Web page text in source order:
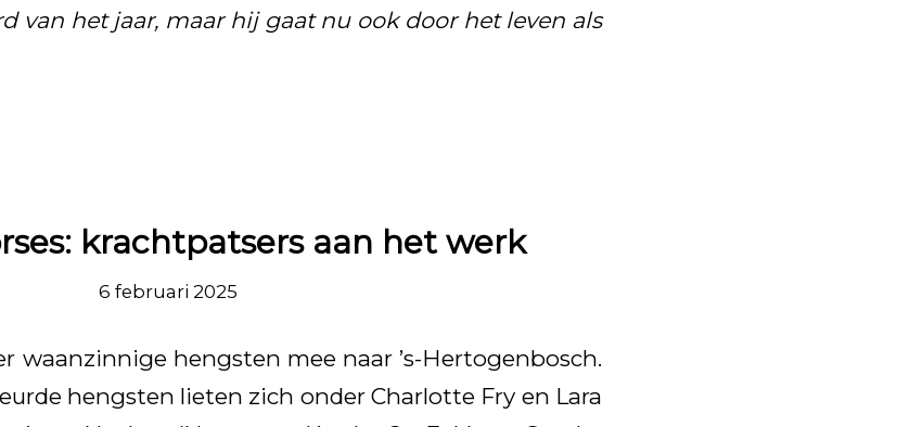
van het jaar, maar hij gaat nu ook door het leven als
krachtpatsers aan het werk
6 februari 2025
waanzinnige hengsten mee naar ’s-Hertogenbosch.
hengsten lieten zich onder Charlotte Fry en Lara